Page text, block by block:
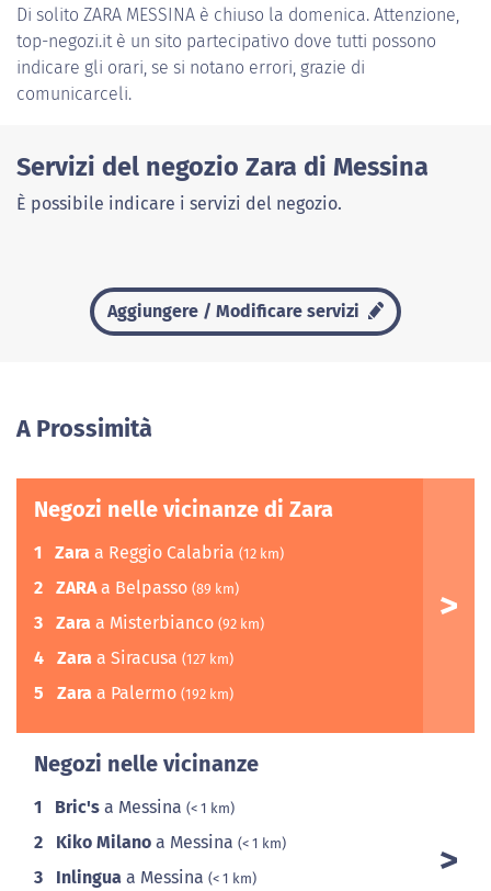
Di solito ZARA MESSINA è chiuso la domenica. Attenzione,
top-negozi.it è un sito partecipativo dove tutti possono
indicare gli orari, se si notano errori, grazie di
comunicarceli.
Servizi del negozio Zara di Messina
È possibile indicare i servizi del negozio.
Aggiungere / Modificare servizi
A Prossimità
Negozi nelle vicinanze di Zara
1 Zara a Reggio Calabria (12 km)
2 ZARAa Belpasso (89 km)
3 Zara a Misterbianco (92 km)
4 Zara a Siracusa (127 km)
5 Zara a Palermo (192 km)
Negozi nelle vicinanze
1 Bric's a Messina (< 1 km)
2 Kiko Milano a Messina (< 1 km)
3 Inlingua a Messina (< 1 km)